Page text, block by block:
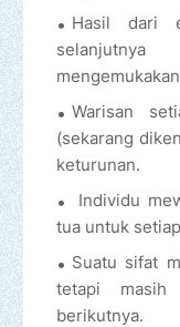
Hasil dari
Warisan
(sekarang
keturunan.
Individu
tua untuk
Suatu sifat
tetapi masih
berikutnya.